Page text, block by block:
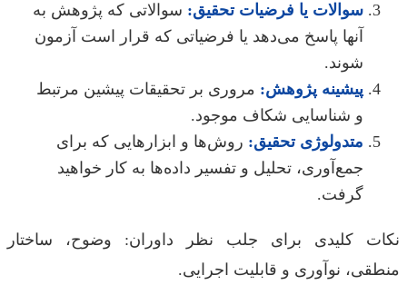
سوالات یا فرضیات تحقیق:سوالاتی که پژوهش به
آنها پاسخ می‌دهد یا فرضیاتی که قرار است آزمون
شوند.
پیشینه پژوهش:مروری بر تحقیقات پیشین مرتبط
و شناسایی شکاف موجود.
متدولوژی تحقیق:روش‌ها و ابزارهایی که برای
جمع‌آوری، تحلیل و تفسیر داده‌ها به کار خواهید
گرفت.
کلیدی برای جلب نظر داوران: وضوح، ساختار
نوآوری و قابلیت اجرایی.